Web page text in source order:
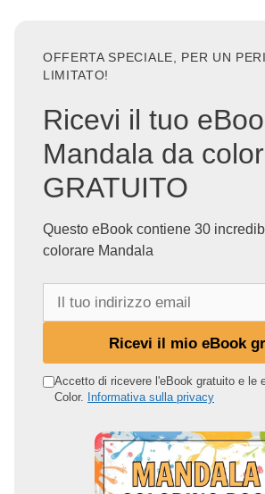
OFFERTA SPECIALE, PER UN
LIMITATO!
Ricevi il tuo
Mandala da
GRATUITO
Questo eBook contiene 30
colorare Mandala
o
Ricevi il mio eBook
Accetto di ricevere l'eBook gratuito e le
Color.
Informativa sulla privacy